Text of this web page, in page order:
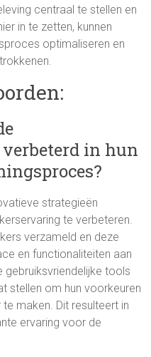
centraal te stellen en
in te zetten, kunnen
optimaliseren en
in hun
strategieën
te verbeteren.
verzameld en deze
en functionaliteiten aan
gebruiksvriendelijke tools
stellen om hun voorkeuren
maken. Dit resulteert in
ervaring voor de